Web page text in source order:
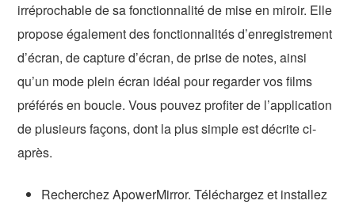
irréprochable de sa fonctionnalité de mise en miroir. Elle
propose également des fonctionnalités d’enregistrement
d’écran, de capture d’écran, de prise de notes, ainsi
qu’un mode plein écran idéal pour regarder vos films
préférés en boucle. Vous pouvez profiter de l’application
de plusieurs façons, dont la plus simple est décrite ci-
après.
Recherchez ApowerMirror. Téléchargez et installez